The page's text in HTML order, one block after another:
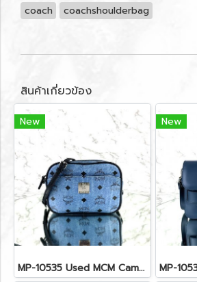
coach coachshoulderbag
สินค้าเกี่ยวข้อง
New
MP-10535 Used MCM Camera Bag In Blue Visetos SHW
New